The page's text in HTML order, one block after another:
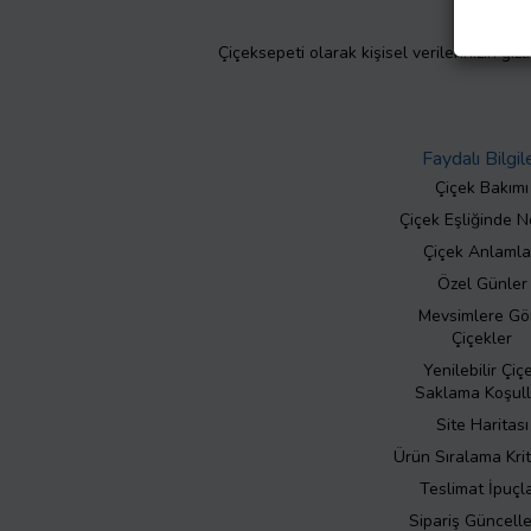
Çiçeksepeti olarak kişisel verilerinizin
Faydalı
Çiçek Bakımı
Çiçek Eşliğinde
Çiçek
Özel Günler
Mevsimlere
Çiçekler
Yenilebilir
Saklama
Site Haritası
Ürün Sıralama
Teslimat
Sipariş